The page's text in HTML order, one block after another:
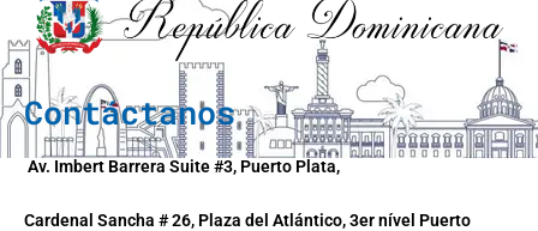
Contáctanos
Av. Imbert Barrera Suite #3, Puerto Plata,
Cardenal Sancha # 26, Plaza del Atlántico, 3er nível Puerto